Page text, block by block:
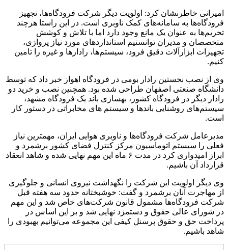
امیرانی خاطرنشان کرد: اولویت دیگر شرکت فرودگاه‌ها، تجهیز
فرودگاه‌ها به سامانه‌های کمک ناوبری است. در این راستا هرچند
تحریم‌ها به عنوان یک مانع وجود دارد اما با تلاش و کوشش
متخصصان و مدیران توانستیم استانداردهای مورد نیاز پروازی،
تجهیزات ابزارآلات دقیق فرود، سیستم‌ها، رادارها و غیره را تامین
کنیم.
وی از نصب نخستین رادار بومی در فرودگاه اهواز خبر داد که توسط
دانشگاه صنعتی اصفهان طراحی شده بود. همچنین نصب و خرید دو
رادار دیگر در فرودگاه کشور، بهسازی باند یک فرودگاه مشهد،
سیستم‌های روشنایی باندها و سیستم های مخابراتی در دستور کار
است.
مدیرعامل شرکت فرودگاه‌ها و ناوبری هوایی ایران، مهمترین نیاز
فعلی را سیستم اتوماسیون مرکز کنترل فضای کشور برشمرد و
ابراز امیدواری کرد در مدت ۶ ماه این مهم نهایی شده و شاهد انعقاد
قرارداد آن باشیم.
وی دیگر اولویت این شرکت را نگهداشت نیروی انسانی و جلوگیری
از مهاجرت آنان برشمرد و گفت: خوشبختانه حدود سه هفته قبل
شرکت فرودگاه‌ها مشمول قانون شرکت‌های خاص شد و این مهم
در شورای عالی حقوق و دستمزد نهایی شد و بر این اساس در
پرداخت حق و حقوق پرسنل کیفی این مجموعه می‌توانیم بهبودی را
شاهد باشیم.